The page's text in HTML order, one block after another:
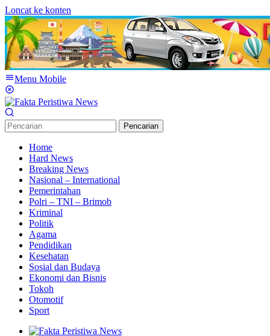
Loncat ke konten
Menu Mobile
Pencarian
Home
Hard News
Breaking News
Nasional – International
Pemerintahan
Polri – TNI – Brimob
Kriminal
Politik
Agama
Pendidikan
Kesehatan
Sosial dan Budaya
Ekonomi dan Bisnis
Tokoh
Otomotif
Sport